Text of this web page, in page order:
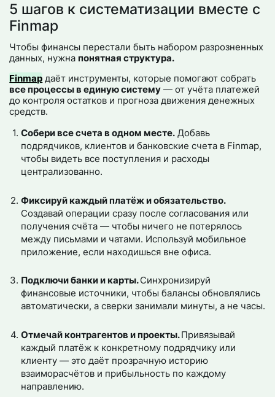
5 шагов к систематизации вместе с
Finmap
Чтобы финансы перестали быть набором разрозненных
данных, нужна понятная структура.
Finmap даёт инструменты, которые помогают собрать
все процессы в единую систему — от учёта платежей
до контроля остатков и прогноза движения денежных
средств.
Собери все счета в одном месте.Добавь
подрядчиков, клиентов и банковские счета в Finmap,
чтобы видеть все поступления и расходы
централизованно.
Фиксируй каждый платёж и обязательство.
Создавай операции сразу после согласования или
получения счёта — чтобы ничего не потерялось
между письмами и чатами. Используй мобильное
приложение, если находишься вне офиса.
Подключи банки и карты.Синхронизируй
финансовые источники, чтобы балансы обновлялись
автоматически, а сверки занимали минуты, а не часы.
Отмечай контрагентов и проекты.Привязывай
каждый платёж к конкретному подрядчику или
клиенту — это даёт прозрачную историю
взаиморасчётов и прибыльность по каждому
направлению.